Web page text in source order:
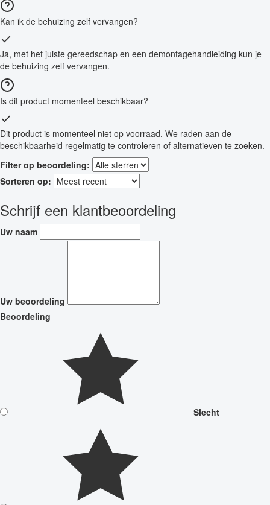
Kan ik de behuizing zelf vervangen?
Ja, met het juiste gereedschap en een demontagehandleiding kun je
de behuizing zelf vervangen.
Is dit product momenteel beschikbaar?
Dit product is momenteel niet op voorraad. We raden aan de
beschikbaarheid regelmatig te controleren of alternatieven te zoeken.
Filter op beoordeling:
Sorteren op:
Schrijf een klantbeoordeling
Uw naam
Uw beoordeling
Beoordeling
Slecht